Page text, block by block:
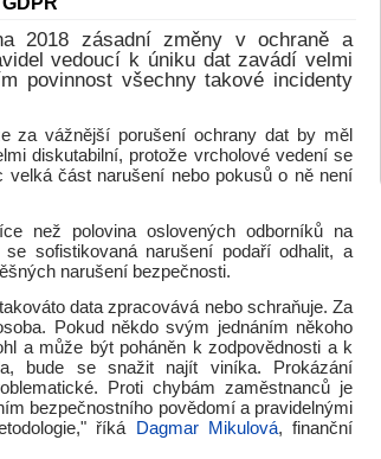
2018 zásadní změny v ochraně a
vedoucí k úniku dat zavádí velmi
povinnost všechny takové incidenty
za vážnější porušení ochrany dat by měl
diskutabilní, protože vrcholové vedení se
část narušení nebo pokusů o ně není
než polovina oslovených odborníků na
sofistikovaná narušení podaří odhalit, a
narušení bezpečnosti.
data zpracovává nebo schraňuje. Za
Pokud někdo svým jednáním někoho
a může být poháněn k zodpovědnosti a k
bude se snažit najít viníka. Prokázání
Proti chybám zaměstnanců je
bezpečnostního povědomí a pravidelnými
říká
Dagmar Mikulová, finanční